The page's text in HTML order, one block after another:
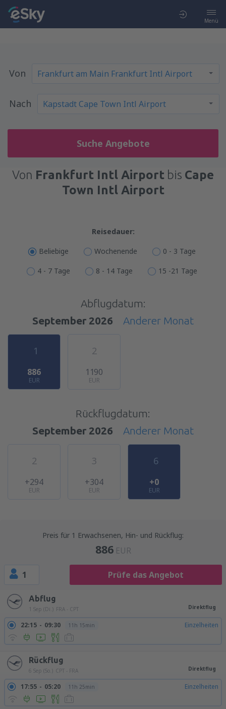
Menü
Von
Nach
Suche Angebote
Von Frankfurt Intl Airport bis Cape
Town Intl Airport
Reisedauer:
Beliebige Wochenende 0 - 3 Tage
4 - 7 Tage 8 - 14 Tage 15 -21 Tage
Abflugdatum:
September 2026
Anderer Monat
1
886
EUR
2
1190
EUR
Rückflugdatum:
September 2026
Anderer Monat
2
+294
EUR
3
+304
EUR
6
+0
EUR
Preis für 1 Erwachsenen, Hin- und Rückflug:
886 EUR
1 Prüfe das Angebot
Abflug
1 Sep (Di.) FRA - CPT Direktflug
22:15 09:30 11h 15min Einzelheiten
Rückflug
6 Sep (So.) CPT - FRA Direktflug
17:55 05:20 11h 25min Einzelheiten